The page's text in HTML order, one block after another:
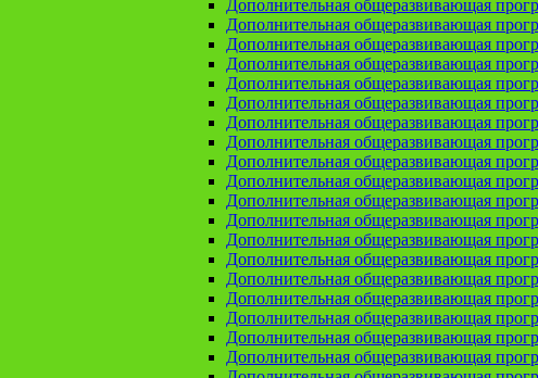
Дополнительная общеразвивающая
Дополнительная общеразвивающая
Дополнительная общеразвивающая
Дополнительная общеразвивающая
Дополнительная общеразвивающая
Дополнительная общеразвивающая
Дополнительная общеразвивающая
Дополнительная общеразвивающая
Дополнительная общеразвивающая
Дополнительная общеразвивающая
Дополнительная общеразвивающая
Дополнительная общеразвивающая
Дополнительная общеразвивающая
Дополнительная общеразвивающая
Дополнительная общеразвивающая
Дополнительная общеразвивающая
Дополнительная общеразвивающая
Дополнительная общеразвивающая
Дополнительная общеразвивающая